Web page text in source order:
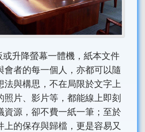
升降螢幕一體機，紙本文件
會者的每一個人，亦都可以隨
法與構思，不在局限於文字上
照片、影片等，都能線上即刻
資源，卻不費一紙一筆；至於
上的保存與歸檔，更是容易又